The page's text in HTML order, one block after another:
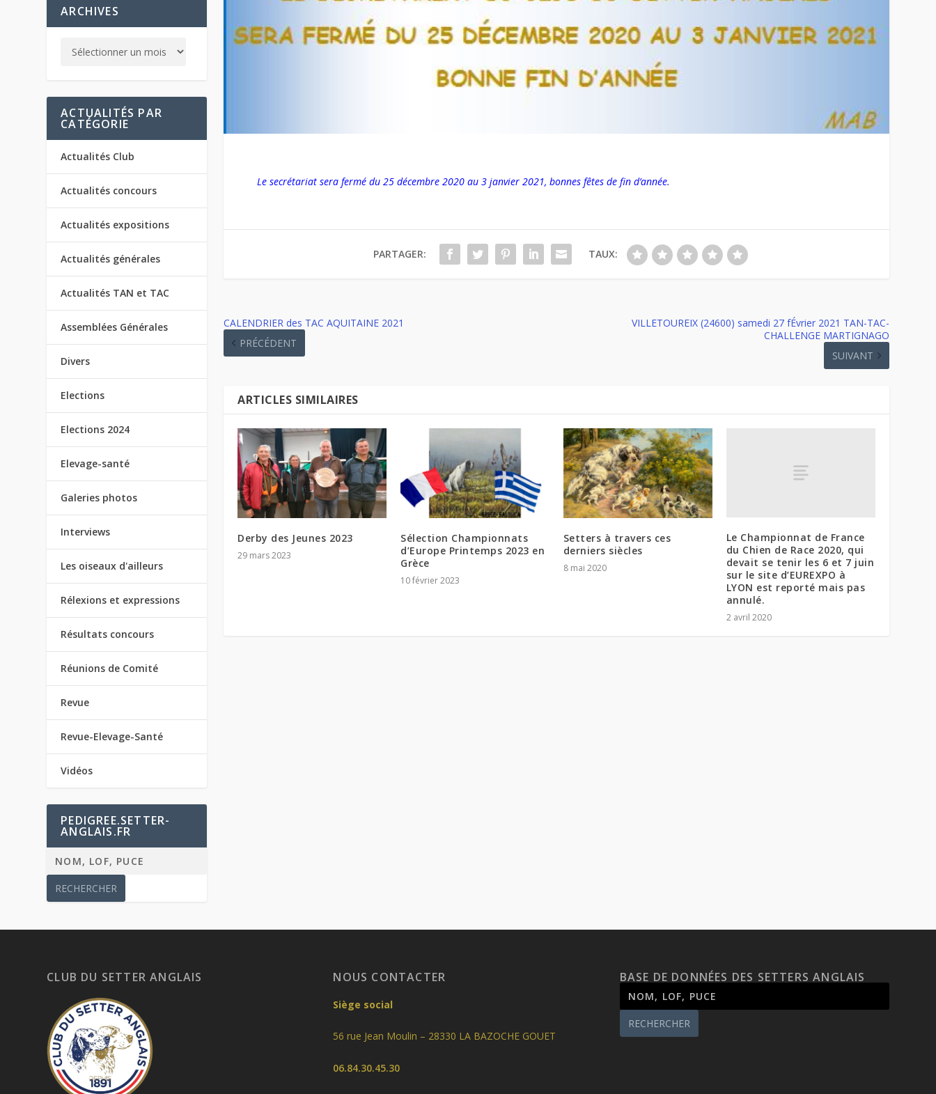
Le secrétariat sera fermé du 25 décembre 2020 au 3 janvier 2021, bonnes fêtes de fin d’année.
PARTAGER: TAUX:
CALENDRIER des TAC AQUITAINE 2021
PRÉCÉDENT
VILLETOUREIX (24600) samedi 27 fÉvrier 2021 TAN-TAC-
CHALLENGE MARTIGNAGO
SUIVANT
ARTICLES SIMILAIRES
Derby des Jeunes 2023
29 mars 2023
Sélection Championnats
d’Europe Printemps 2023 en
Grèce
10 février 2023
Setters à travers ces
derniers siècles
8 mai 2020
Le Championnat de France
du Chien de Race 2020, qui
devait se tenir les 6 et 7 juin
sur le site d’EUREXPO à
LYON est reporté mais pas
annulé.
2 avril 2020
ARCHIVES
ACTUALITÉS PAR
CATÉGORIE
Actualités Club
Actualités concours
Actualités expositions
Actualités générales
Actualités TAN et TAC
Assemblées Générales
Divers
Elections
Elections 2024
Elevage-santé
Galeries photos
Interviews
Les oiseaux d'ailleurs
Rélexions et expressions
Résultats concours
Réunions de Comité
Revue
Revue-Elevage-Santé
Vidéos
PEDIGREE.SETTER-
ANGLAIS.FR
CLUB DU SETTER ANGLAIS NOUS CONTACTER
Siège social
56 rue Jean Moulin – 28330 LA BAZOCHE GOUET
06.84.30.45.30
BASE DE DONNÉES DES SETTERS ANGLAIS